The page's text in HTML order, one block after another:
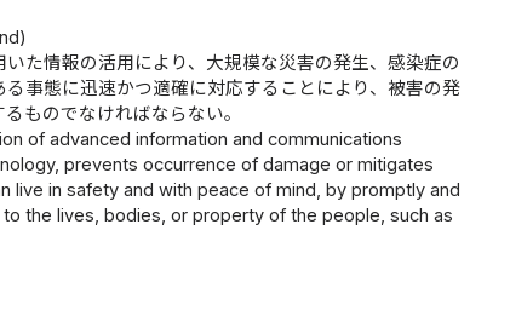
た情報の活用により、大規模な災害の発生、感染症の
事態に迅速かつ適確に対応することにより、被害の発
ものでなければならない。
of advanced information and communications
prevents occurrence of damage or mitigates
live in safety and with peace of mind, by promptly and
the lives, bodies, or property of the people, such as